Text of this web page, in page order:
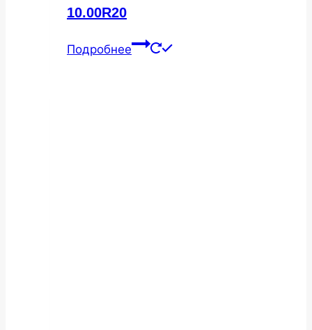
10.00R20
Подробнее